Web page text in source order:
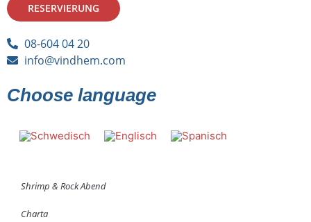
RESERVIERUNG
08-604 04 20
info@vindhem.com
Choose language
Shrimp & Rock Abend
Charta